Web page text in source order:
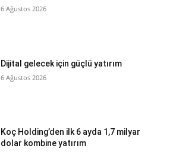
6 Ağustos 2026
Dijital gelecek için güçlü yatırım
6 Ağustos 2026
Koç Holding’den ilk 6 ayda 1,7 milyar
dolar kombine yatırım